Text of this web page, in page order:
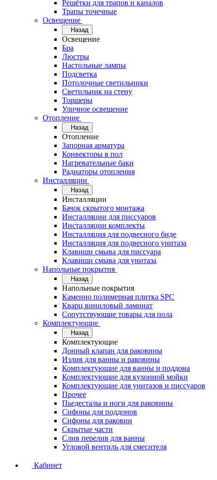
Решётки для трапов и каналов
Трапы точечные
Освещение
Назад
Освещение
Бра
Люстры
Настольные лампы
Подсветка
Потолочные светильники
Светильник на стену
Торшеры
Уличное освещение
Отопление
Назад
Отопление
Запорная арматура
Конвекторы в пол
Нагревательные баки
Радиаторы отопления
Инсталляции
Назад
Инсталляции
Бачок скрытого монтажа
Инсталляции для писсуаров
Инсталляции комплекты
Инсталляция для подвесного биде
Инсталляция для подвесного унитаза
Клавиши смыва для писсуара
Клавиши смыва для унитаза
Напольные покрытия
Назад
Напольные покрытия
Каменно полимерная плитка SPC
Кварц виниловый ламинат
Сопутствующие товары для пола
Комплектующие
Назад
Комплектующие
Донный клапан для раковины
Излив для ванны и раковины
Комплектующие для ванны и поддона
Комплектующие для кухонной мойки
Комплектующие для унитазов и писсуаров
Прочее
Пьедесталы и ноги для раковины
Сифоны для поддонов
Сифоны для раковин
Скрытые части
Слив перелив для ванны
Угловой вентиль для смесителя
Кабинет